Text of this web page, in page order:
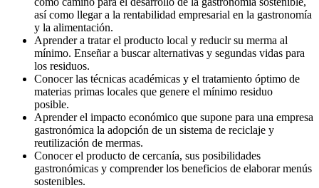
así como llegar a la rentabilidad empresarial en la gastronomía
y la alimentación.
Aprender a tratar el producto local y reducir su merma al
mínimo. Enseñar a buscar alternativas y segundas vidas para
los residuos.
Conocer las técnicas académicas y el tratamiento óptimo de
materias primas locales que genere el mínimo residuo
posible.
Aprender el impacto económico que supone para una empresa
gastronómica la adopción de un sistema de reciclaje y
reutilización de mermas.
Conocer el producto de cercanía, sus posibilidades
gastronómicas y comprender los beneficios de elaborar menús
sostenibles.